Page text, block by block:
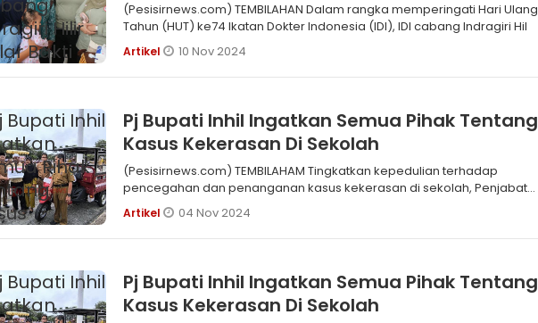
(Pesisirnews.com) TEMBILAHAN Dalam rangka memperingati Hari Ulang
Tahun (HUT) ke74 Ikatan Dokter Indonesia (IDI), IDI cabang Indragiri Hil
Artikel 10 Nov 2024
Pj Bupati Inhil Ingatkan Semua Pihak Tentang
Kasus Kekerasan Di Sekolah
(Pesisirnews.com) TEMBILAHAM Tingkatkan kepedulian terhadap
pencegahan dan penanganan kasus kekerasan di sekolah, Penjabat
(Pj) Bupati Indr
Artikel 04 Nov 2024
Pj Bupati Inhil Ingatkan Semua Pihak Tentang
Kasus Kekerasan Di Sekolah